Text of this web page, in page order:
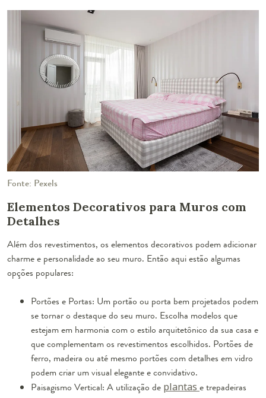
Fonte: Pexels
Elementos Decorativos para Muros com
Detalhes
Além dos revestimentos, os elementos decorativos podem adicionar
charme e personalidade ao seu muro. Então aqui estão algumas
opções populares:
Portões e Portas: Um portão ou porta bem projetados podem
se tornar o destaque do seu muro. Escolha modelos que
estejam em harmonia com o estilo arquitetônico da sua casa e
que complementam os revestimentos escolhidos. Portões de
ferro, madeira ou até mesmo portões com detalhes em vidro
podem criar um visual elegante e convidativo.
Paisagismo Vertical: A utilização de plantas e trepadeiras